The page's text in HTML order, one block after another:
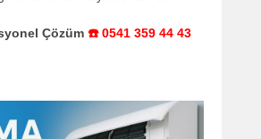
Çözüm ☎️ 0541 359 44 43